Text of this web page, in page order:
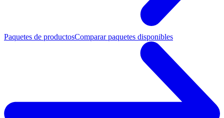
Paquetes de productosComparar paquetes disponibles